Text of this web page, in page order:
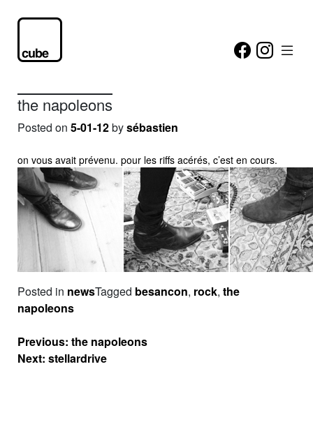
the napoleons
Posted on 5-01-12bysébastien
on vous avait prévenu. pour les riffs acérés, c’est en cours.
Posted in newsTagged besancon, rock, the
napoleons
Navigation
de
l’article
Previous: the napoleons
Next: stellardrive